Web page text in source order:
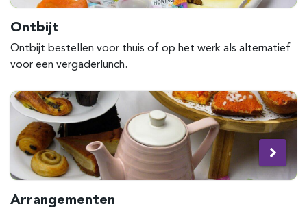
Ontbijt
Ontbijt bestellen voor thuis of op het werk als alternatief
voor een vergaderlunch.
Arrangementen